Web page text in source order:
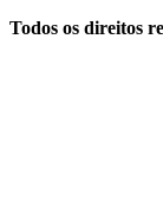
Todos os direitos